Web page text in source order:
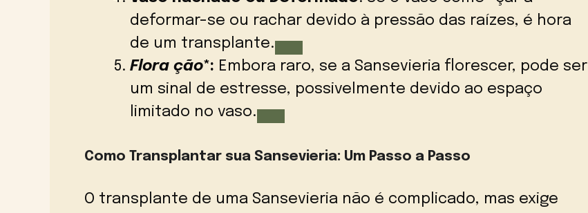
deformar-se ou rachar devido à pressão das raízes, é hora
de um transplante.
Flora ção*: Embora raro, se a Sansevieria florescer, pode ser
um sinal de estresse, possivelmente devido ao espaço
limitado no vaso.
Como Transplantar sua Sansevieria: Um Passo a Passo
O transplante de uma Sansevieria não é complicado, mas exige